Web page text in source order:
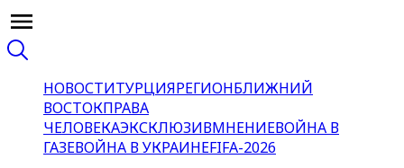
НОВОСТИТУРЦИЯРЕГИОНБЛИЖНИЙ
ВОСТОКПРАВА
ЧЕЛОВЕКАЭКСКЛЮЗИВМНЕНИЕВОЙНА В
ГАЗЕВОЙНА В УКРАИНЕFIFA-2026